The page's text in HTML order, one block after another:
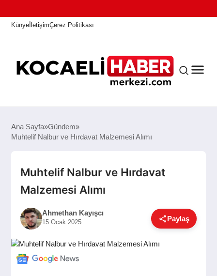
KünyeİletişimÇerez Politikası
ANASAYFA
ASAYIŞ
GÜNDEM
SIYASET
Ana Sayfa Gündem
Muhtelif Nalbur ve Hırdavat Malzemesi Alımı
Muhtelif Nalbur ve Hırdavat
Malzemesi Alımı
Ahmethan Kayışcı
15 Ocak 2025 Paylaş